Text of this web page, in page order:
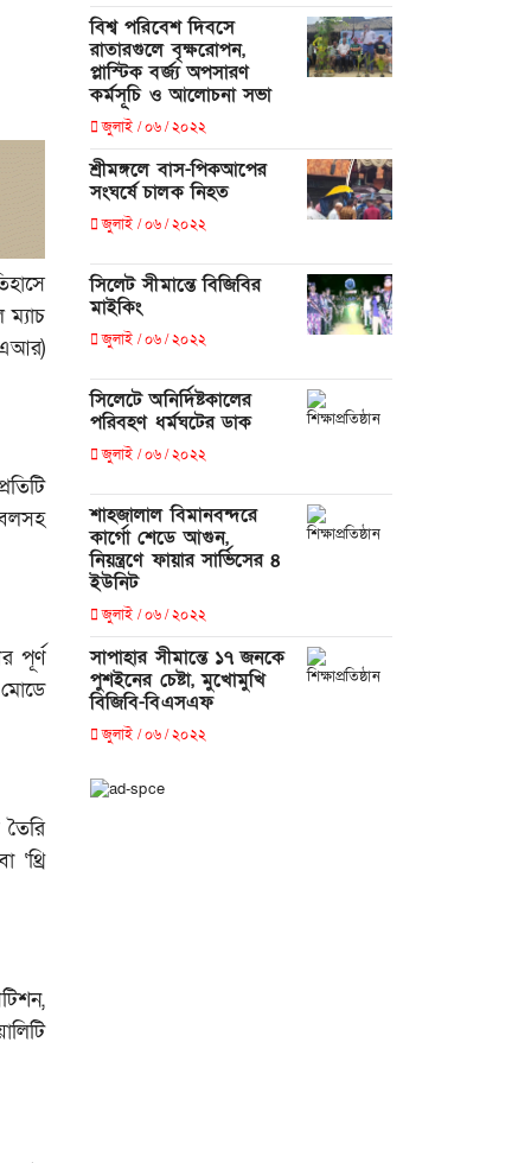
ম্যাচ
পূর্ণ
মোডে
‘থ্রি
বিশ্ব পরিবেশ দিবসে
রাতারগুলে বৃক্ষরোপন,
প্লাস্টিক বর্জ্য অপসারণ
কর্মসূচি ও আলোচনা সভা
জুলাই / ০৬ / ২০২২
শ্রীমঙ্গলে বাস-পিকআপের
সংঘর্ষে চালক নিহত
জুলাই / ০৬ / ২০২২
সিলেট সীমান্তে বিজিবির
মাইকিং
জুলাই / ০৬ / ২০২২
সিলেটে অনির্দিষ্টকালের
পরিবহণ ধর্মঘটের ডাক
জুলাই / ০৬ / ২০২২
শাহজালাল বিমানবন্দরে
কার্গো শেডে আগুন,
নিয়ন্ত্রণে ফায়ার সার্ভিসের ৪
ইউনিট
জুলাই / ০৬ / ২০২২
সাপাহার সীমান্তে ১৭ জনকে
পুশইনের চেষ্টা, মুখোমুখি
বিজিবি-বিএসএফ
জুলাই / ০৬ / ২০২২